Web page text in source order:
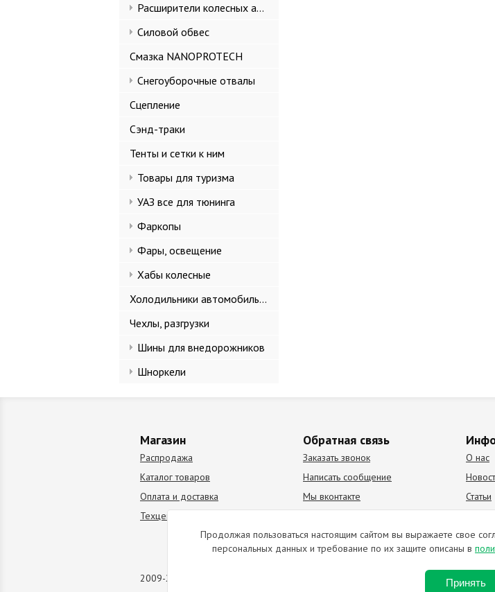
Расширители колесных арок и брызговики
Силовой обвес
Смазка NANOPROTECH
Снегоуборочные отвалы
Сцепление
Сэнд-траки
Тенты и сетки к ним
Товары для туризма
УАЗ все для тюнинга
Фаркопы
Фары, освещение
Хабы колесные
Холодильники автомобильные
Чехлы, разгрузки
Шины для внедорожников
Шноркели
Магазин
Распродажа
Каталог товаров
Оплата и доставка
Техцентр
Обратная связь
Заказать звонок
Написать сообщение
Мы вконтакте
О нас
Статьи
2009-2026 © Все права защищены. Копирование материалов запрещено.
Продолжая пользоваться настоящим сайтом вы выражаете свое
персональных данных и требование по их защите описаны в
Принять